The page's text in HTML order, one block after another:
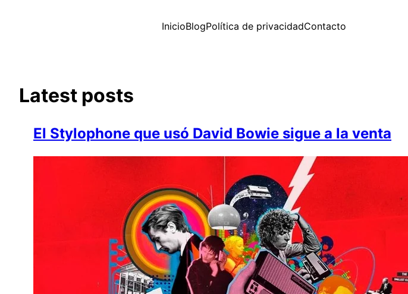
InicioBlogPolítica de privacidadContacto
Latest posts
El Stylophone que usó David Bowie sigue a la venta